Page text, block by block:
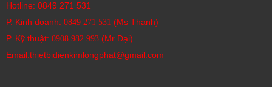
thay thế sau khi tác động.
6. Công Tắc Tơ (Switch Disconnector):
Cách sử dụng:
Thao tác bằng tay để đóng hoặc cắt
Hotline: 0849 271 531
P. Kinh doanh: 0849 271 531 (Ms Thanh)
P. Kỹ thuật: 0908 982 993​ (Mr Đại)
Email:thietbidienkimlongphat@gmail.com